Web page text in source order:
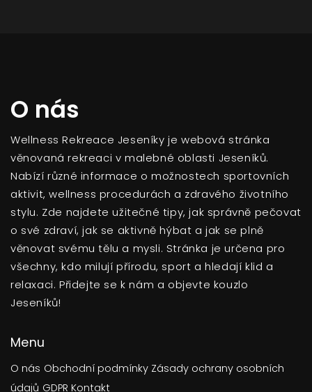
O nás
Wellness Rekreace Jeseníky je webová stránka
věnovaná rekreaci v malebné oblasti Jeseníků.
Nabízí různé informace o možnostech sportovních
aktivit, wellness procedurách a zdravého životního
stylu. Zde najdete užitečné tipy, jak správně pečovat
o své zdraví, jak se aktivně hýbat a jak se plně
věnovat svému tělu a mysli. Stránka je určena pro
všechny, kdo milují přírodu, sport a hledají klid a
relaxaci. Přidejte se k nám a objevte kouzlo
Jeseníků!
Menu
O nás Obchodní podmínky Zásady ochrany osobních
údajů GDPR Kontakt